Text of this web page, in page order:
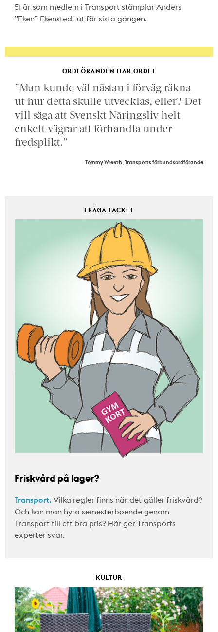
51 år som medlem i Transport stämplar Anders
”Eken” Ekenstedt ut för sista gången.
ORDFÖRANDEN HAR ORDET
”Man kunde väl nästan i förväg räkna
ut hur detta skulle utvecklas, eller? Det
vill säga att Svenskt Näringsliv helt
enkelt vägrar att förhandla under
fredsplikt.”
Tommy Wreeth, Transports förbundsordförande
FRÅGA FACKET
Friskvård på lager?
Transport. Vilka regler finns när det gäller friskvård?
Och kan man hyra semesterboende genom
Transport till ett bra pris? Här ger Transports
experter svar.
KULTUR